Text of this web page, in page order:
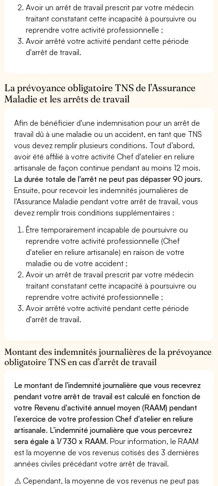
Avoir un arrêt de travail prescrit par votre médecin
traitant constatant cette incapacité à poursuivre ou
reprendre votre activité professionnelle ;
Avoir arrêté votre activité pendant cette période
d'arrêt de travail.
La prévoyance obligatoire TNS de l’Assurance
Maladie et les arrêts de travail
Afin de bénéficier d'une indemnisation pour un arrêt de
travail dû à une maladie ou un accident, en tant que TNS
vous devez remplir plusieurs conditions. Tout d’abord,
avoir été affilié à votre activité Chef d'atelier en reliure
artisanale de façon continue pendant au moins 12 mois.
La durée totale de l'arrêt ne peut pas dépasser 90 jours.
Ensuite, pour recevoir les indemnités journalières de
l'Assurance Maladie pendant votre arrêt de travail, vous
devez remplir trois conditions supplémentaires :
Être temporairement incapable de poursuivre ou
reprendre votre activité professionnelle (Chef
d'atelier en reliure artisanale) en raison de votre
maladie ou de votre accident ;
Avoir un arrêt de travail prescrit par votre médecin
traitant constatant cette incapacité à poursuivre ou
reprendre votre activité professionnelle ;
Avoir arrêté votre activité pendant cette période
d'arrêt de travail.
Montant des indemnités journalières de la prévoyance
obligatoire TNS en cas d’arrêt de travail
Le montant de l'indemnité journalière que vous recevrez
pendant votre arrêt de travail est calculé en fonction de
votre Revenu d'activité annuel moyen (RAAM) pendant
l’exercice de votre profession Chef d'atelier en reliure
artisanale. L’indemnité journalière que vous percevrez
sera égale à 1/730 x RAAM. Pour information, le RAAM
est la moyenne de vos revenus cotisés des 3 dernières
années civiles précédant votre arrêt de travail.
⚠️ Cependant, la moyenne de vos revenus ne peut pas